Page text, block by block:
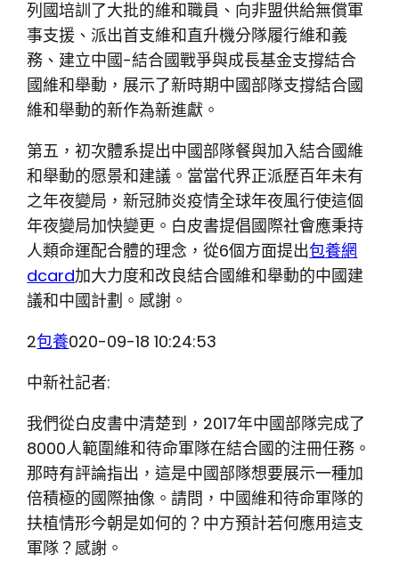
列國培訓了大批的維和職員、向非盟供給無償軍
事支援、派出首支維和直升機分隊履行維和義
務、建立中國-結合國戰爭與成長基金支撐結合
國維和舉動，展示了新時期中國部隊支撐結合國
維和舉動的新作為新進獻。
第五，初次體系提出中國部隊餐與加入結合國維
和舉動的愿景和建議。當當代界正派歷百年未有
之年夜變局，新冠肺炎疫情全球年夜風行使這個
年夜變局加快變更。白皮書提倡國際社會應秉持
人類命運配合體的理念，從6個方面提出包養網
dcard加大力度和改良結合國維和舉動的中國建
議和中國計劃。感謝。
2包養020-09-18 10:24:53
中新社記者:
我們從白皮書中清楚到，2017年中國部隊完成了
8000人範圍維和待命軍隊在結合國的注冊任務。
那時有評論指出，這是中國部隊想要展示一種加
倍積極的國際抽像。請問，中國維和待命軍隊的
扶植情形今朝是如何的？中方預計若何應用這支
軍隊？感謝。